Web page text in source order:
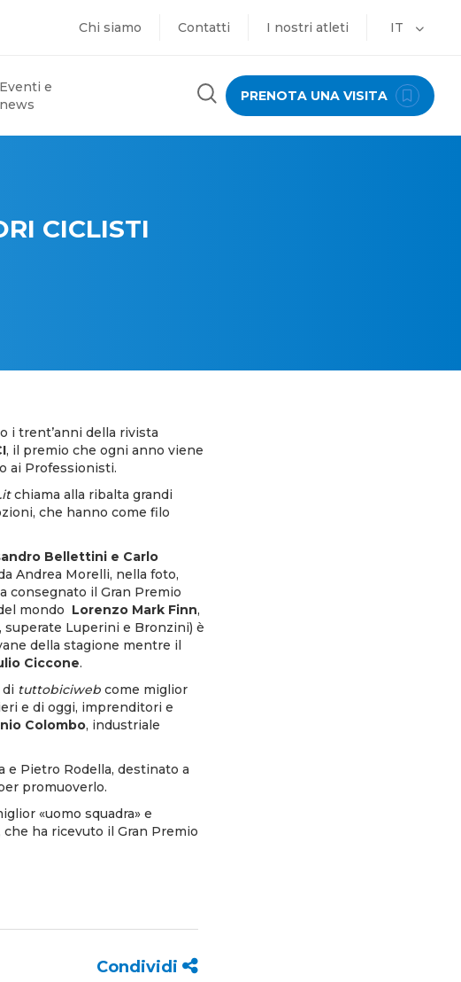
Chi siamo Contatti I nostri atleti IT
Eventi e
news
PRENOTA UNA VISITA
CICLISTI
i trent’anni della rivista
, il premio che ogni anno viene
ai Professionisti.
chiama alla ribalta grandi
che hanno come filo
Bellettini e Carlo
Andrea Morelli, nella foto,
consegnato il Gran Premio
mondo Lorenzo Mark Finn,
superate Luperini e Bronzini) è
della stagione mentre il
Ciccone.
tuttobiciweb come miglior
e di oggi, imprenditori e
Colombo, industriale
e Pietro Rodella, destinato a
promuoverlo.
«uomo squadra» e
ha ricevuto il Gran Premio
Condividi